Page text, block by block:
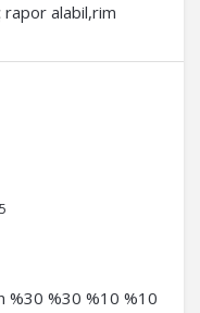
rapor alabil,rim
%30 %30 %10 %10